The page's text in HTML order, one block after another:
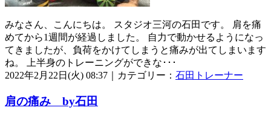
みなさん、こんにちは。 スタジオ三河の石田です。 肩を痛
めてから1週間が経過しました。 自力で動かせるようになっ
てきましたが、負荷をかけてしまうと痛みが出てしまいます
ね。 上半身のトレーニングができな･･･
2022年2月22日(火) 08:37｜カテゴリー： 石田トレーナー
肩の痛み by石田